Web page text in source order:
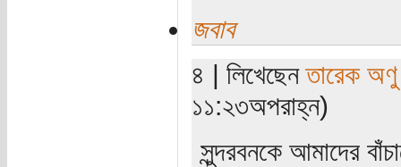
জবাব
৪ | লিখেছেনতারেক অণু
১১:২৩অপরাহ্ন)
সুন্দরবনকে আমাদের